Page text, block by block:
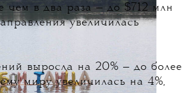
чем в два раза — до $712 млн
увеличилась
выросла на 20% — до более
миру увеличилась на 4%,